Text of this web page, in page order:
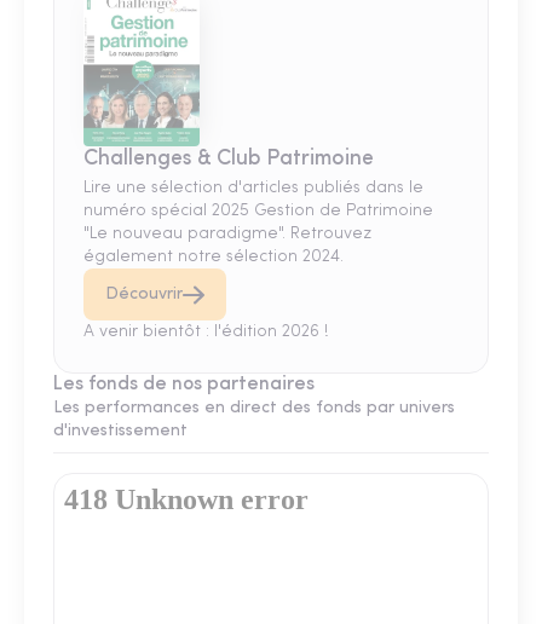
Challenges & Club Patrimoine
Lire une sélection d'articles publiés dans le
numéro spécial 2025 Gestion de Patrimoine
"Le nouveau paradigme". Retrouvez
également notre sélection 2024.
Découvrir
A venir bientôt : l'édition 2026 !
Les fonds de nos partenaires
Les performances en direct des fonds par univers
d'investissement